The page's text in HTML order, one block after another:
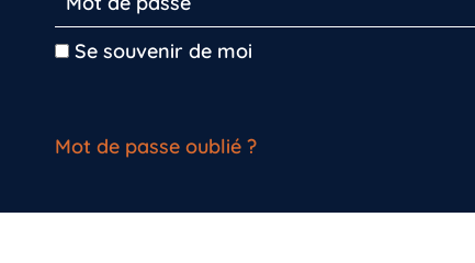
Se souvenir de moi
Mot de passe oublié ?